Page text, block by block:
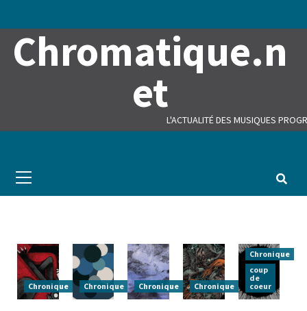
Chromatique.n
et
L'ACTUALITÉ DES MUSIQUES
Menu
Chronique Chronique Chronique Chronique
Chronique
coup
de
coeur